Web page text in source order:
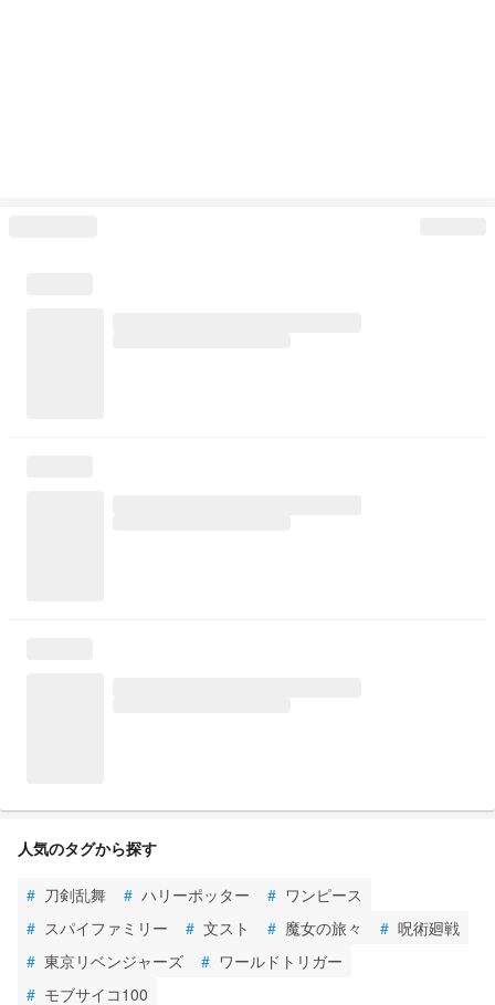
人気のタグから探す
# 刀剣乱舞 # ハリーポッター # ワンピース
# スパイファミリー # 文スト # 魔女の旅々 # 呪術廻戦
# 東京リベンジャーズ # ワールドトリガー
# モブサイコ100